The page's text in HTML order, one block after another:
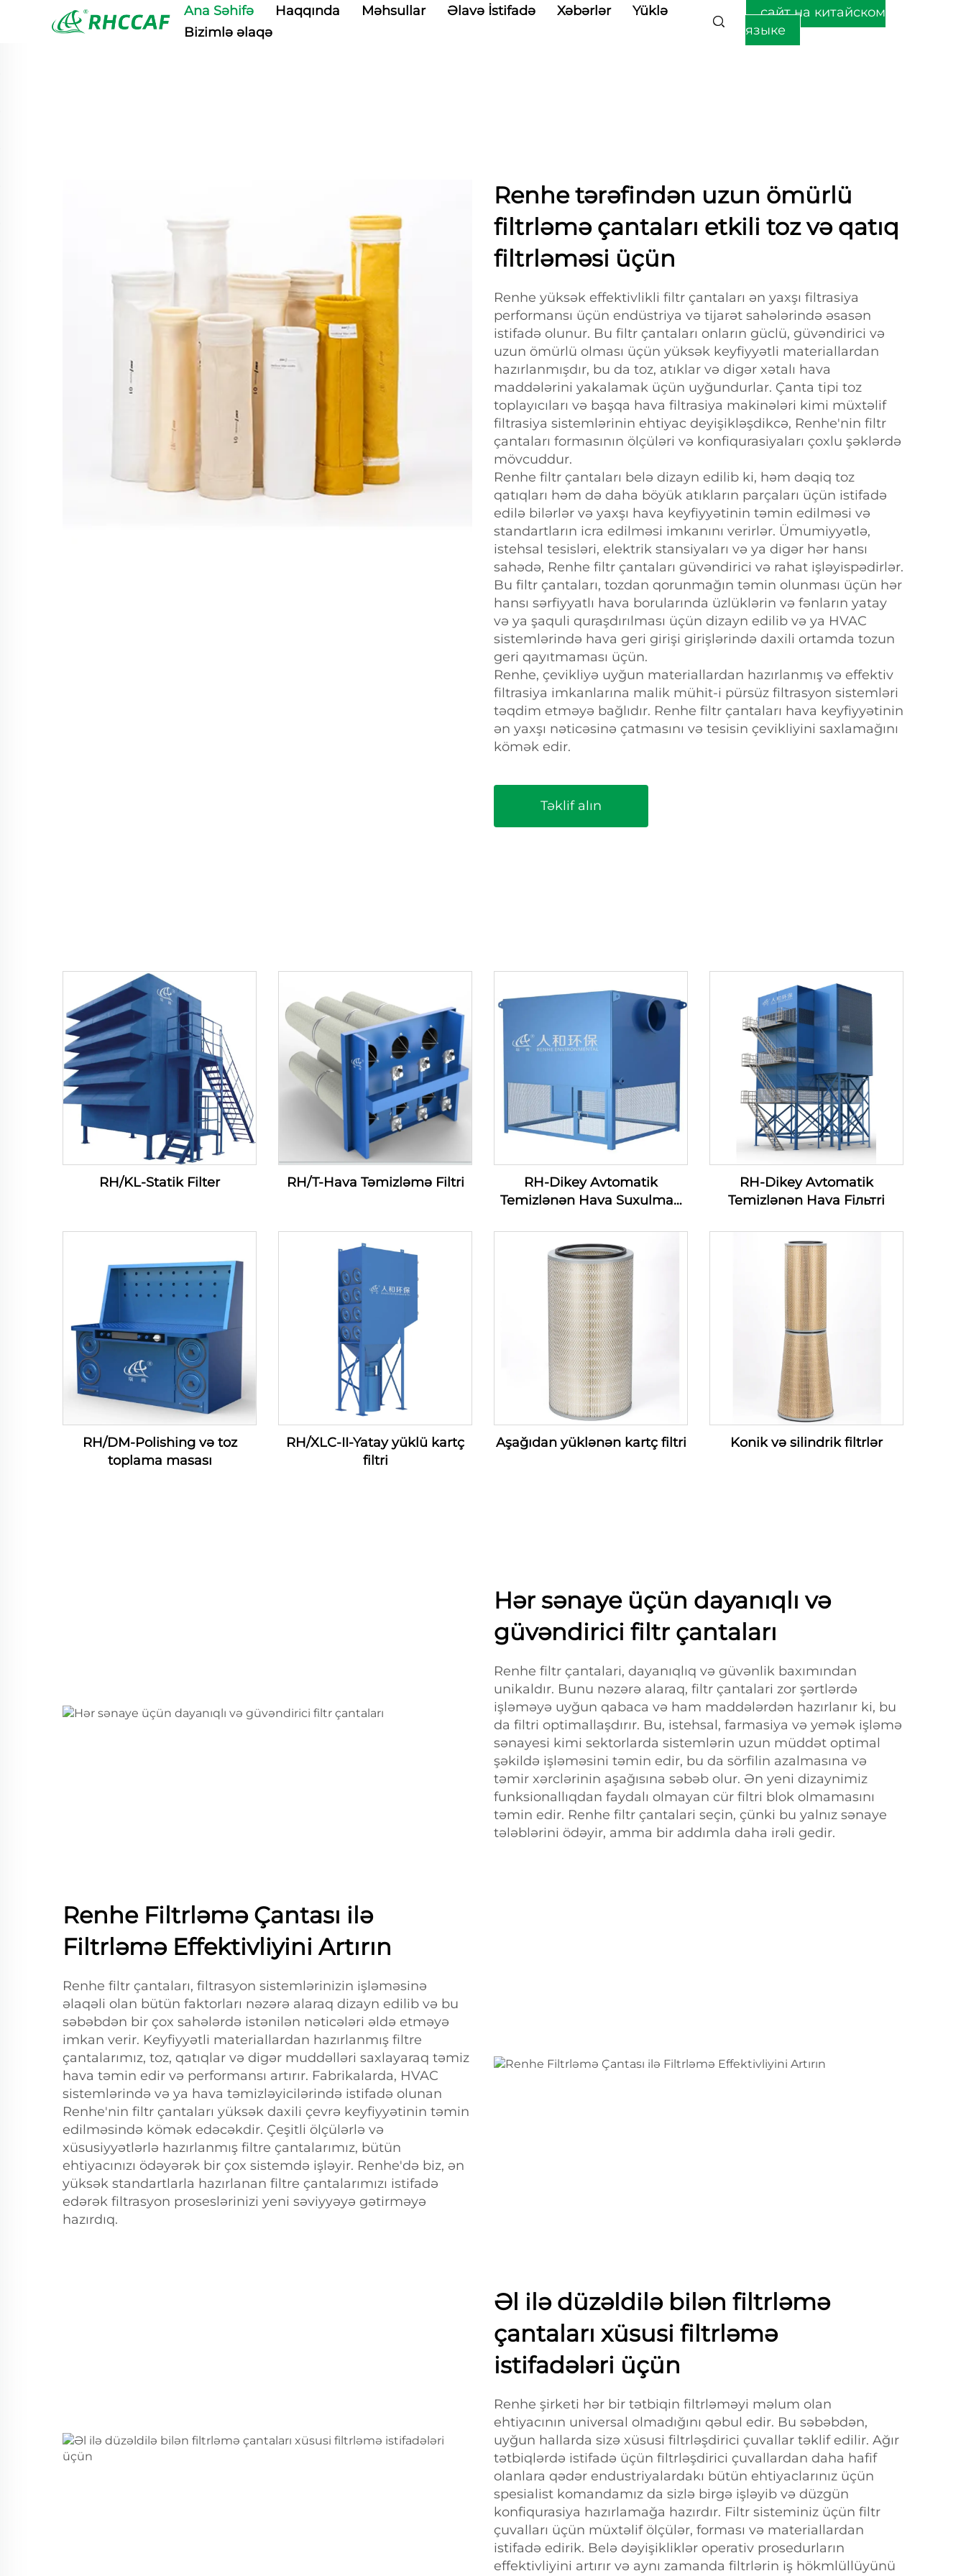
Ana Səhifə Haqqında Məhsullar Əlavə İstifadə Xəbərlər
Yüklə
Bizimlə əlaqə
сайт на китайском
языке
Renhe tərəfindən uzun ömürlü
filtrləmə çantaları etkili toz və qatıq
filtrləməsi üçün
Renhe yüksək effektivlikli filtr çantaları ən yaxşı filtrasiya
performansı üçün endüstriya və tijarət sahələrində əsasən
istifadə olunur. Bu filtr çantaları onların güclü, güvəndirici və
uzun ömürlü olması üçün yüksək keyfiyyətli materiallardan
hazırlanmışdır, bu da toz, atıklar və digər xətalı hava
maddələrini yakalamak üçün uyğundurlar. Çanta tipi toz
toplayıcıları və başqa hava filtrasiya makinələri kimi müxtəlif
filtrasiya sistemlərinin ehtiyac deyişikləşdikcə, Renhe'nin filtr
çantaları formasının ölçüləri və konfiqurasiyaları çoxlu şəklərdə
mövcuddur.
Renhe filtr çantaları belə dizayn edilib ki, həm dəqiq toz
qatıqları həm də daha böyük atıkların parçaları üçün istifadə
edilə bilərlər və yaxşı hava keyfiyyətinin təmin edilməsi və
standartların icra edilməsi imkanını verirlər. Ümumiyyətlə,
istehsal tesisləri, elektrik stansiyaları və ya digər hər hansı
sahədə, Renhe filtr çantaları güvəndirici və rahat işləyispədirlər.
Bu filtr çantaları, tozdan qorunmağın təmin olunması üçün hər
hansı sərfiyyatlı hava borularında üzlüklərin və fənların yatay
və ya şaquli quraşdırılması üçün dizayn edilib və ya HVAC
sistemlərində hava geri girişi girişlərində daxili ortamda tozun
geri qayıtmaması üçün.
Renhe, çevikliyə uyğun materiallardan hazırlanmış və effektiv
filtrasiya imkanlarına malik mühit-i pürsüz filtrasyon sistemləri
təqdim etməyə bağlıdır. Renhe filtr çantaları hava keyfiyyətinin
ən yaxşı nəticəsinə çatmasını və tesisin çevikliyini saxlamağını
kömək edir.
Təklif alın
RH/KL-Statik Filter RH/T-Hava Təmizləmə Filtri
RH-Dikey Avtomatik
Temizlənən Hava Suxulmaq
Daxilolmaq Filtri Seriyası
(100-1200m3/min)
RH-Dikey Avtomatik
Temizlənən Hava Fiльтri
RH/DM-Polishing və toz
toplama masası
RH/XLC-II-Yatay yüklü kartç
filtri
Aşağıdan yüklənən kartç filtri Konik və silindrik filtrlər
Hər sənaye üçün dayanıqlı və
güvəndirici filtr çantaları
Renhe filtr çantalari, dayanıqlıq və güvənlik baxımından
unikaldır. Bunu nəzərə alaraq, filtr çantalari zor şərtlərdə
işləməyə uyğun qabaca və ham maddələrdən hazırlanır ki, bu
da filtri optimallaşdırır. Bu, istehsal, farmasiya və yemək işləmə
sənayesi kimi sektorlarda sistemlərin uzun müddət optimal
şəkildə işləməsini təmin edir, bu da sörfilin azalmasına və
təmir xərclərinin aşağısına səbəb olur. Ən yeni dizaynimiz
funksionallıqdan faydalı olmayan cür filtri blok olmamasını
təmin edir. Renhe filtr çantalari seçin, çünki bu yalnız sənaye
tələblərini ödəyir, amma bir addımla daha irəli gedir.
Renhe Filtrləmə Çantası ilə
Filtrləmə Effektivliyini Artırın
Renhe filtr çantaları, filtrasyon sistemlərinizin işləməsinə
əlaqəli olan bütün faktorları nəzərə alaraq dizayn edilib və bu
səbəbdən bir çox sahələrdə istənilən nəticələri əldə etməyə
imkan verir. Keyfiyyətli materiallardan hazırlanmış filtre
çantalarımız, toz, qatıqlar və digər muddəlləri saxlayaraq təmiz
hava təmin edir və performansı artırır. Fabrikalarda, HVAC
sistemlərində və ya hava təmizləyicilərində istifadə olunan
Renhe'nin filtr çantaları yüksək daxili çevrə keyfiyyətinin təmin
edilməsində kömək edəcəkdir. Çeşitli ölçülərlə və
xüsusiyyətlərlə hazırlanmış filtre çantalarımız, bütün
ehtiyacınızı ödəyərək bir çox sistemdə işləyir. Renhe'də biz, ən
yüksək standartlarla hazırlanan filtre çantalarımızı istifadə
edərək filtrasyon proseslərinizi yeni səviyyəyə gətirməyə
hazırdıq.
Əl ilə düzəldilə bilən filtrləmə
çantaları xüsusi filtrləmə
istifadələri üçün
Renhe şirketi hər bir tətbiqin filtrləməyi məlum olan
ehtiyacının universal olmadığını qəbul edir. Bu səbəbdən,
uyğun hallarda sizə xüsusi filtrləşdirici çuvallar təklif edilir. Ağır
tətbiqlərdə istifadə üçün filtrləşdirici çuvallardan daha hafif
olanlara qədər endustriyalardakı bütün ehtiyaclarınız üçün
spesialist komandamız da sizlə birgə işləyib və düzgün
konfiqurasiya hazırlamağa hazırdır. Filtr sisteminiz üçün filtr
çuvalları üçün müxtəlif ölçülər, forması və materiallardan
istifadə edirik. Belə dəyişikliklər operativ prosedurların
effektivliyini artırır və aynı zamanda filtrlərin iş hökmlüllüyünü